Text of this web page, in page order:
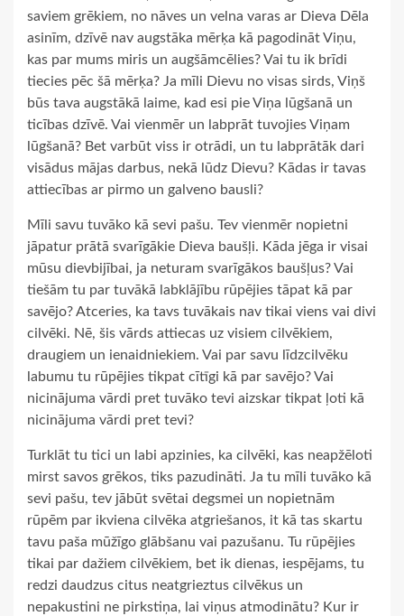
saviem grēkiem, no nāves un velna varas ar Dieva Dēla
asinīm, dzīvē nav augstāka mērķa kā pagodināt Viņu,
kas par mums miris un augšāmcēlies? Vai tu ik brīdi
tiecies pēc šā mērķa? Ja mīli Dievu no visas sirds, Viņš
būs tava augstākā laime, kad esi pie Viņa lūgšanā un
ticības dzīvē. Vai vienmēr un labprāt tuvojies Viņam
lūgšanā? Bet varbūt viss ir otrādi, un tu labprātāk dari
visādus mājas darbus, nekā lūdz Dievu? Kādas ir tavas
attiecības ar pirmo un galveno bausli?
Mīli savu tuvāko kā sevi pašu. Tev vienmēr nopietni
jāpatur prātā svarīgākie Dieva baušļi. Kāda jēga ir visai
mūsu dievbijībai, ja neturam svarīgākos baušļus? Vai
tiešām tu par tuvākā labklājību rūpējies tāpat kā par
savējo? Atceries, ka tavs tuvākais nav tikai viens vai divi
cilvēki. Nē, šis vārds attiecas uz visiem cilvēkiem,
draugiem un ienaidniekiem. Vai par savu līdzcilvēku
labumu tu rūpējies tikpat cītīgi kā par savējo? Vai
nicinājuma vārdi pret tuvāko tevi aizskar tikpat ļoti kā
nicinājuma vārdi pret tevi?
Turklāt tu tici un labi apzinies, ka cilvēki, kas neapžēloti
mirst savos grēkos, tiks pazudināti. Ja tu mīli tuvāko kā
sevi pašu, tev jābūt svētai degsmei un nopietnām
rūpēm par ikviena cilvēka atgriešanos, it kā tas skartu
tavu paša mūžīgo glābšanu vai pazušanu. Tu rūpējies
tikai par dažiem cilvēkiem, bet ik dienas, iespējams, tu
redzi daudzus citus neatgrieztus cilvēkus un
nepakustini ne pirkstiņa, lai viņus atmodinātu? Kur ir